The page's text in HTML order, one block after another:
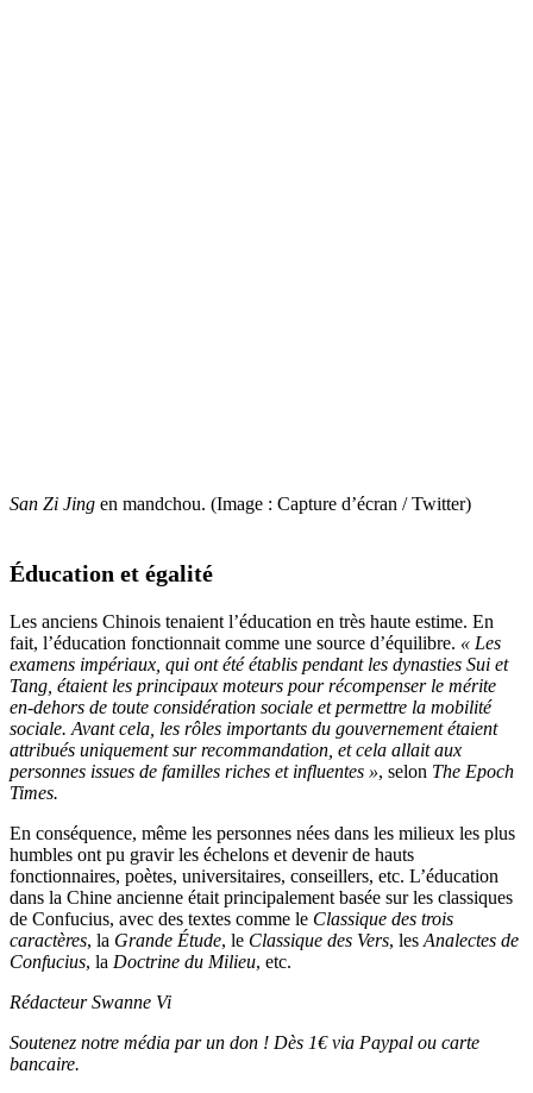
San Zi Jing en mandchou. (Image : Capture d’écran / Twitter)
Éducation et égalité
Les anciens Chinois tenaient l’éducation en très haute estime. En
fait, l’éducation fonctionnait comme une source d’équilibre. « Les
examens impériaux, qui ont été établis pendant les dynasties Sui et
Tang, étaient les principaux moteurs pour récompenser le mérite
en-dehors de toute considération sociale et permettre la mobilité
sociale. Avant cela, les rôles importants du gouvernement étaient
attribués uniquement sur recommandation, et cela allait aux
personnes issues de familles riches et influentes », selon The Epoch
Times.
En conséquence, même les personnes nées dans les milieux les plus
humbles ont pu gravir les échelons et devenir de hauts
fonctionnaires, poètes, universitaires, conseillers, etc. L’éducation
dans la Chine ancienne était principalement basée sur les classiques
de Confucius, avec des textes comme le Classique des trois
caractères, la Grande Étude, le Classique des Vers, les Analectes de
Confucius, la Doctrine du Milieu, etc.
Rédacteur Swanne Vi
Soutenez notre média par un don ! Dès 1€ via Paypal ou carte
bancaire.